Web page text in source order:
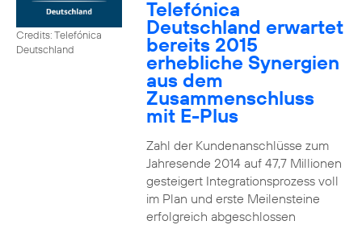
Credits: Telefónica
Deutschland
Telefónica
Deutschland erwartet
bereits 2015
erhebliche Synergien
aus dem
Zusammenschluss
mit E-Plus
Zahl der Kundenanschlüsse zum
Jahresende 2014 auf 47,7 Millionen
gesteigert Integrationsprozess voll
im Plan und erste Meilensteine
erfolgreich abgeschlossen